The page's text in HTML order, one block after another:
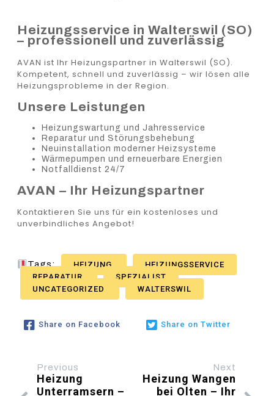
Heizungsservice in Walterswil (SO)
– professionell und zuverlässig
AVAN ist Ihr Heizungspartner in Walterswil (SO).
Kompetent, schnell und zuverlässig – wir lösen alle
Heizungsprobleme in der Region.
Unsere Leistungen
Heizungswartung und Jahresservice
Reparatur und Störungsbehebung
Neuinstallation moderner Heizsysteme
Wärmepumpen und erneuerbare Energien
Notfalldienst 24/7
AVAN – Ihr Heizungspartner
Kontaktieren Sie uns für ein kostenloses und
unverbindliches Angebot!
Tags: HEIZUNG
HEIZUNGSSERVICE
REPARATUR
SPEZIALIST
UNCATEGORIZED
WALTERSWIL
Share on Facebook Share on Twitter
Previous
Heizung
Unterramsern –
Next
Heizung Wangen
bei Olten – Ihr